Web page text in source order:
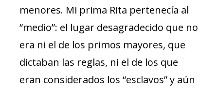
menores. Mi prima Rita pertenecía al
“medio”: el lugar desagradecido que no
era ni el de los primos mayores, que
dictaban las reglas, ni el de los que
eran considerados los “esclavos” y aún